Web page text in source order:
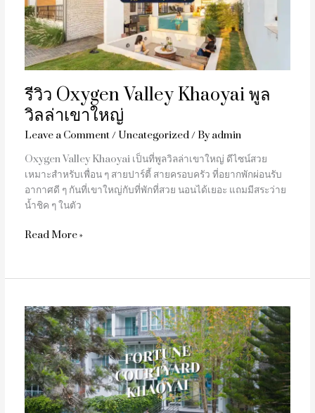
รีวิว Oxygen Valley Khaoyai พูล
วิลล่าเขาใหญ่
Leave a Comment/ Uncategorized/ Byadmin
Oxygen Valley Khaoyai เป็นที่พูลวิลล่าเขาใหญ่ ดีไซน์สวย
เหมาะสำหรับเพื่อน ๆ สายปาร์ตี้ สายครอบครัว ที่อยากพักผ่อนรับ
อากาศดี ๆ กันที่เขาใหญ่กับที่พักที่สวย นอนได้เยอะ แถมมีสระว่าย
น้ำชิค ๆ ในตัว
วิลล่า
เขา
ใหญ่
Read More »
รีวิว
Fortune
Courtyard
Khaoyai
ที่พัก
เขา
ใหญ่